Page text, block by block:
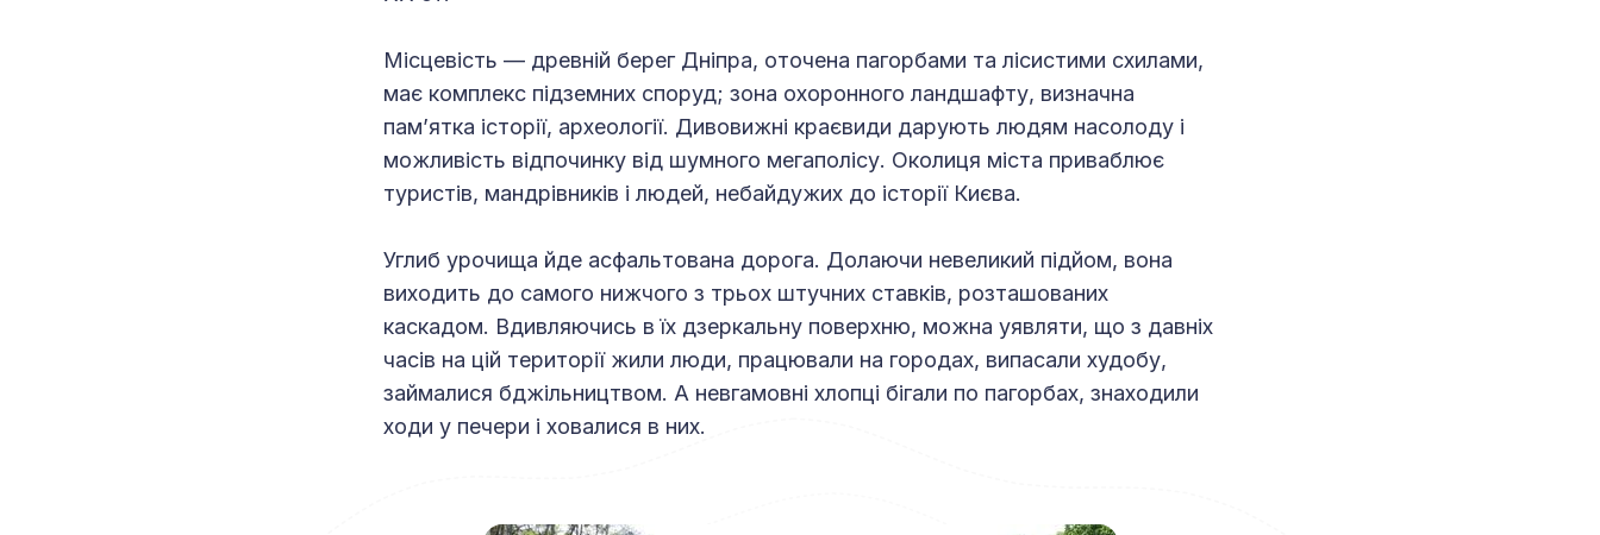
Місцевість — древній берег Дніпра, оточена пагорбами та лісистими схилами,
має комплекс підземних споруд; зона охоронного ландшафту, визначна
пам’ятка історії, археології. Дивовижні крає­види дарують людям насолоду і
можливість відпочинку від шумного мегаполісу. Околиця міста приваблює
туристів, мандрівників і людей, небайдужих до історії Києва.
Углиб урочища йде асфальтована дорога. Долаючи невеликий підйом, вона
виходить до самого нижчого з трьох штучних ставків, розташованих
каскадом. Вдивляючись в їх дзеркальну поверхню, можна уявляти, що з давніх
часів на цій території жили люди, працювали на городах, випасали худобу,
займалися бджільництвом. А невгамовні хлопці бігали по пагорбах, знаходили
ходи у печери і ховалися в них.